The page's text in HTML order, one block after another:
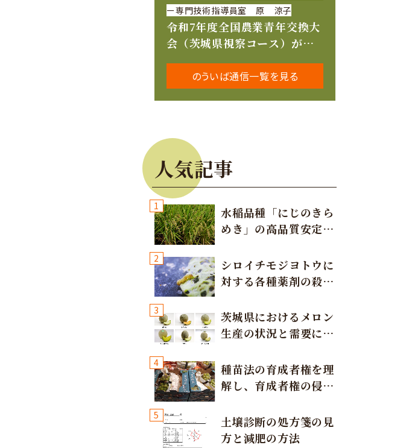
ー専門技術指導員室 原 涼子
令和7年度全国農業青年交換大
会（茨城県視察コース）が開
のういば通信一覧を見る
人気記事
1
水稲品種「にじのきら
めき」の高品質安定多
2
シロイチモジヨトウに
対する各種薬剤の殺虫
3
茨城県におけるメロン
生産の状況と需要に応
4
種苗法の育成者権を理
解し、育成者権の侵害
意しましょう！
5
土壌診断の処方箋の見
方と減肥の方法